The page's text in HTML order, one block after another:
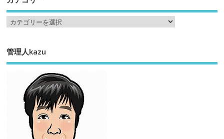
管理人kazu